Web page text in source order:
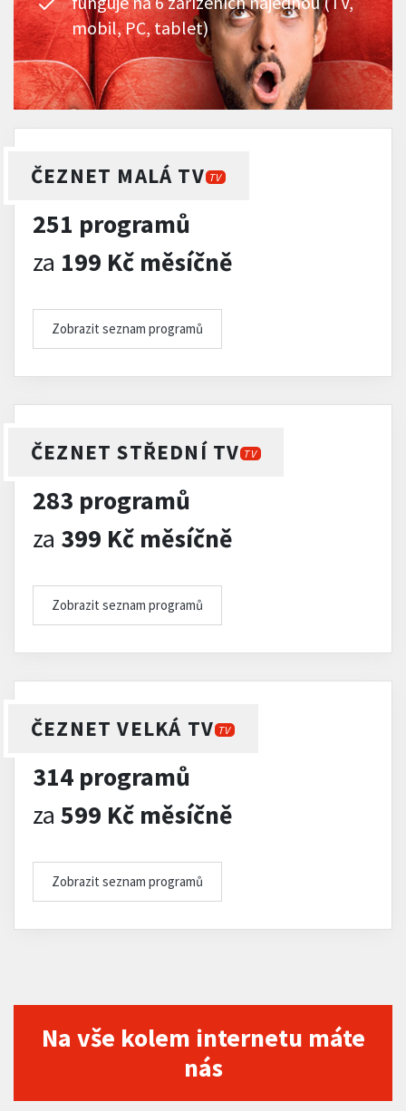
mobil, PC, tablet)
ČEZNET MALÁ TV TV
251 programů
za 199 Kč měsíčně
Zobrazit seznam programů
ČEZNET STŘEDNÍ TV TV
283 programů
za 399 Kč měsíčně
Zobrazit seznam programů
ČEZNET VELKÁ TV TV
314 programů
za 599 Kč měsíčně
Zobrazit seznam programů
Na vše kolem internetu máte
nás